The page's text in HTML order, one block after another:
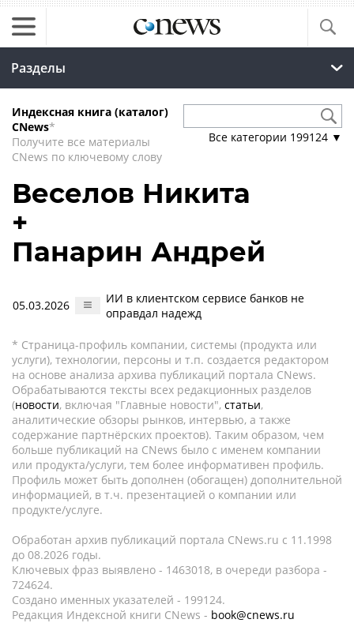
Разделы
Индексная книга (каталог)
CNews*
Получите все материалы
CNews по ключевому слову
Все категории 199124 ▼
Веселов Никита
+
Панарин Андрей
05.03.2026
ИИ в клиентском сервисе банков не
оправдал надежд
* Страница-профиль компании, системы (продукта или
услуги), технологии, персоны и т.п. создается редактором
на основе анализа архива публикаций портала CNews.
Обрабатываются тексты всех редакционных разделов
(новости, включая "Главные новости", статьи,
аналитические обзоры рынков, интервью, а также
содержание партнёрских проектов). Таким образом, чем
больше публикаций на CNews было с именем компании
или продукта/услуги, тем более информативен профиль.
Профиль может быть дополнен (обогащен) дополнительной
информацией, в т.ч. презентацией о компании или
продукте/услуге.
Обработан архив публикаций портала CNews.ru c 11.1998
до 08.2026 годы.
Ключевых фраз выявлено - 1463018, в очереди разбора -
724624.
Создано именных указателей - 199124.
Редакция Индексной книги CNews - book@cnews.ru